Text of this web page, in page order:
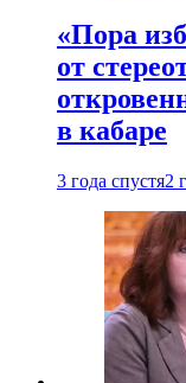
«Пора
от
в кабаре
3 года спустя2